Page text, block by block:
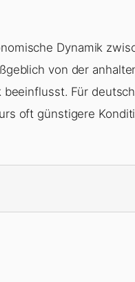
Dynamik
von der
Für
oft günstigere